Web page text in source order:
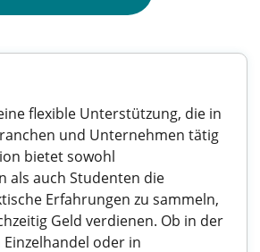
flexible Unterstützung, die in
und Unternehmen tätig
bietet sowohl
als auch Studenten die
Erfahrungen zu sammeln,
Geld verdienen. Ob in der
oder in